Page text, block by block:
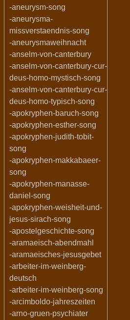
-aneurysm-song
-aneurysma-
missverstaendnis-song
-aneurysmaweihnacht
-anselm-von-canterbury
-anselm-von-canterbury-cur-
deus-homo-mystisch-song
-anselm-von-canterbury-cur-
deus-homo-typisch-song
-apokryphen-baruch-song
-apokryphen-esther-song
-apokryphen-judith-tobit-
song
-apokryphen-makkabaeer-
song
-apokryphen-manasse-
daniel-song
-apokryphen-weisheit-und-
jesus-sirach-song
-apostelgeschichte-song
-aramaeisch-abendmahl
-aramaeisches-jesusgebet
-arbeiter-im-weinberg-
deutsch
-arbeiter-im-weinberg-song
-arcimboldo-jahreszeiten
-arno-gruen-psychiater